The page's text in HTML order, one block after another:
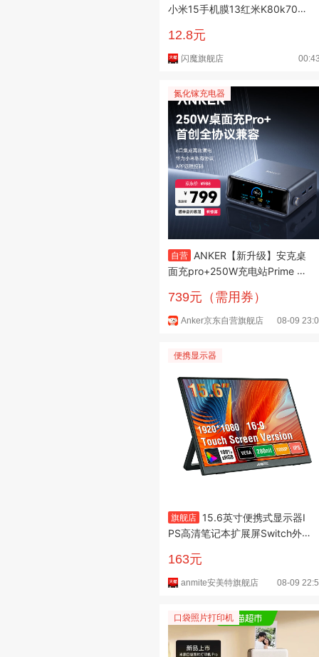
小米15手机膜13红米K80k70保
版k40xiaomi玻璃8/9蓝光17T贴
全屏
12.8元
闪魔旗舰店
氮化镓充电器
自营
ANKER【新升级】安克桌
面充pro+250W充电站Prime 氮
ne苹果华为小米笔记本
739元（需用券）
Anker京东自营旗舰店 08-09
便携显示器
旗舰店
15.6英寸便携式显示器I
PS高清笔记本扩展屏Switch外
163元
anmite安美特旗舰店 08-09
口袋照片打印机